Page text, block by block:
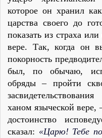
которое он хранил
царства своего до
показать из страха
вере. Так, когда он
покорность
был, по обычаю,
обряды – пройти
ханом языческой вере,
достоинство
сказал: «Царю! Тебе